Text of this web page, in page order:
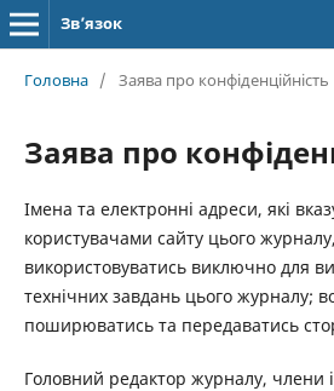
Зв’язок
Головна / Заява про конфіденційність
Заява про
Імена та електронні адреси, які
користувачами сайту цього
використовуватись виключно для
технічних завдань цього журналу;
поширюватись та передаватись
Головний редактор журналу, члени і